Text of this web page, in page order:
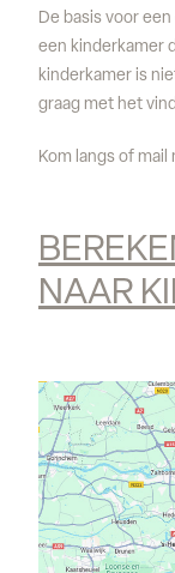
De basis voor
een kinderkamer
kinderkamer is
graag met het
Kom langs of mail
NAAR